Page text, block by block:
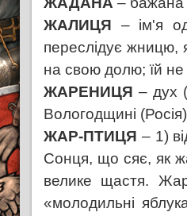
ЖАЛИЦЯ – ім'я
переслідує жницю,
на свою долю; їй не
ЖАРЕНИЦЯ – дух
Вологодщині
ЖАР-ПТИЦЯ – 1)
Сонця, що сяє, як
велике щастя.
«молодильні